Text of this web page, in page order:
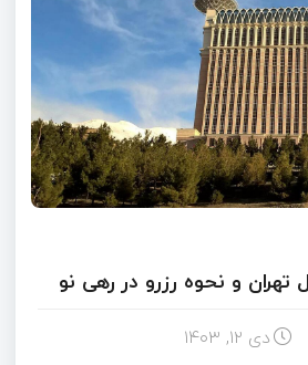
و نحوه رزرو در رهی نو
دی ۱۲, ۱۴۰۳